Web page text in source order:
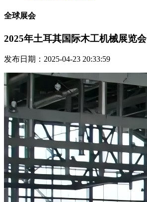
全球展会
2025年土耳其国际木工机械展览会
发布日期：2025-04-23 20:33:59